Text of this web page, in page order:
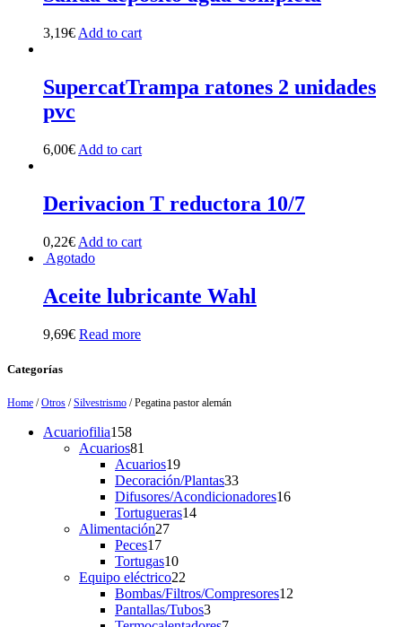
3,19€ Add to cart
SupercatTrampa ratones 2 unidades
pvc
6,00€ Add to cart
Derivacion T reductora 10/7
0,22€ Add to cart
Agotado
Aceite lubricante Wahl
9,69€ Read more
Categorías
Home /Otros /Silvestrismo / Pegatina pastor alemán
Acuariofilia158158
products
Acuarios81
products
Acuarios1919
products
Decoración/Plantas3333
products
Difusores/Acondicionadores1616
Tortugueras1414
Alimentación2727
Peces1717
products
Tortugas1010
products
Equipo eléctrico22
products
Bombas/Filtros/Compresores12
Pantallas/Tubos33